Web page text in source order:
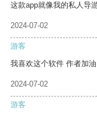
这款app就像我的私人导
2024-07-02
游客
我喜欢这个软件 作者加油
2024-07-02
游客